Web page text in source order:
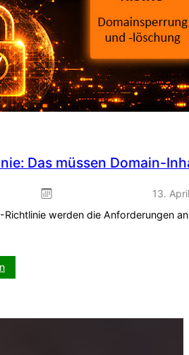
Das müssen Domain-
13.
Richtlinie werden die Anforderungen
:
NIS2-